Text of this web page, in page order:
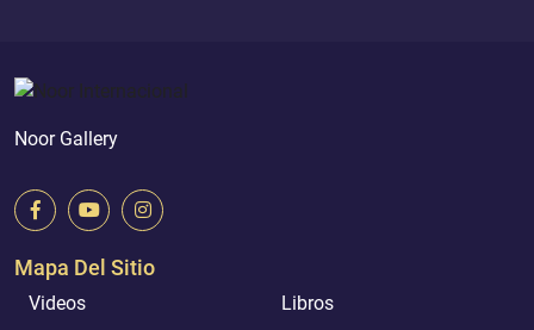
Noor Gallery
Mapa Del Sitio
Videos
Libros